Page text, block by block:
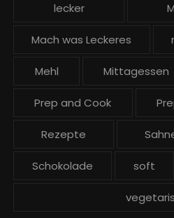
lecker
Mach was Leckeres
Mehl Mittagessen
Prep and Cook
Rezepte
Schokolade soft